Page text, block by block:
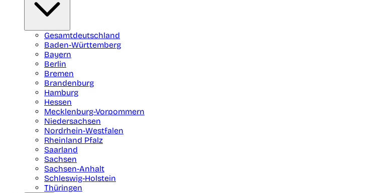
Gesamtdeutschland
Baden-Württemberg
Bayern
Berlin
Bremen
Brandenburg
Hamburg
Hessen
Mecklenburg-Vorpommern
Niedersachsen
Nordrhein-Westfalen
Rheinland Pfalz
Saarland
Sachsen
Sachsen-Anhalt
Schleswig-Holstein
Thüringen